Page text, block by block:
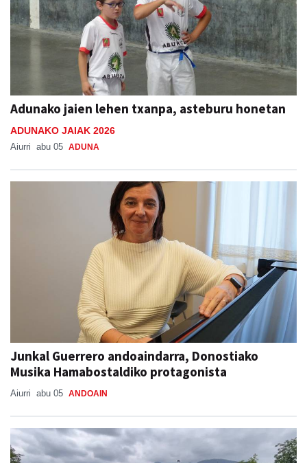
Adunako jaien lehen txanpa, asteburu honetan
ADUNAKO JAIAK 2026
Aiurri abu 05 ADUNA
Junkal Guerrero andoaindarra, Donostiako
Musika Hamabostaldiko protagonista
Aiurri abu 05 ANDOAIN